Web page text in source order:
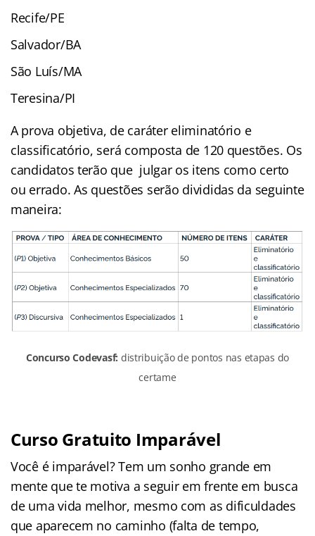
Recife/PE
Salvador/BA
São Luís/MA
Teresina/PI
A prova objetiva, de caráter eliminatório e
classificatório, será composta de 120 questões. Os
candidatos terão que julgar os itens como certo
ou errado. As questões serão divididas da seguinte
maneira:
Concurso Codevasf: distribuição de pontos nas etapas do
certame
Curso Gratuito Imparável
Você é imparável? Tem um sonho grande em
mente que te motiva a seguir em frente em busca
de uma vida melhor, mesmo com as dificuldades
que aparecem no caminho (falta de tempo,